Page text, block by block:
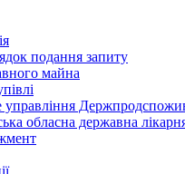
подання запиту
майна
управління
обласна державна